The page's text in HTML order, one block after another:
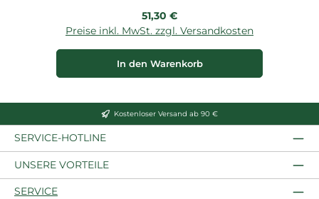
Regulärer Preis:
51,30 €
Preise inkl. MwSt. zzgl. Versandkosten
In den Warenkorb
Kostenloser Versand ab 90 €
SERVICE-HOTLINE
UNSERE VORTEILE
SERVICE